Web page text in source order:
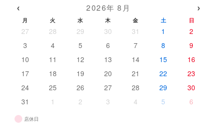
‹ 2026年 8月 ›
月 火 水 木 金 土 日
27 28 29 30 31 1
2
3
4 5 6 7 8
9
10
11 12 13 14 15
16
17
18 19 20 21 22
23
24
25 26 27 28 29
30
31
1 2 3 4 5 6
店休日